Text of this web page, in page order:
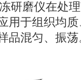
磨仪在处
用于组织均
品混匀、振荡